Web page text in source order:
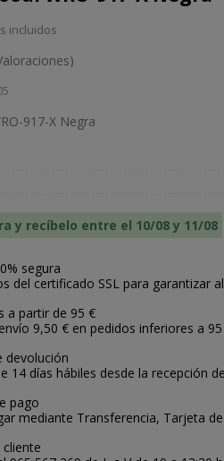
incluidos
917-X Negra
y recíbelo entre el 10/08 y 11/08
segura
del certificado SSL para garantizar
a partir de 95 €
9,50 € en pedidos inferiores a
devolución
14 días hábiles desde la recepción
pago
mediante Transferencia, Tarjeta